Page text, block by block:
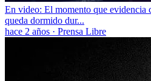
En video: El momento que evidencia
queda dormido dur...
hace 2 años · Prensa Libre